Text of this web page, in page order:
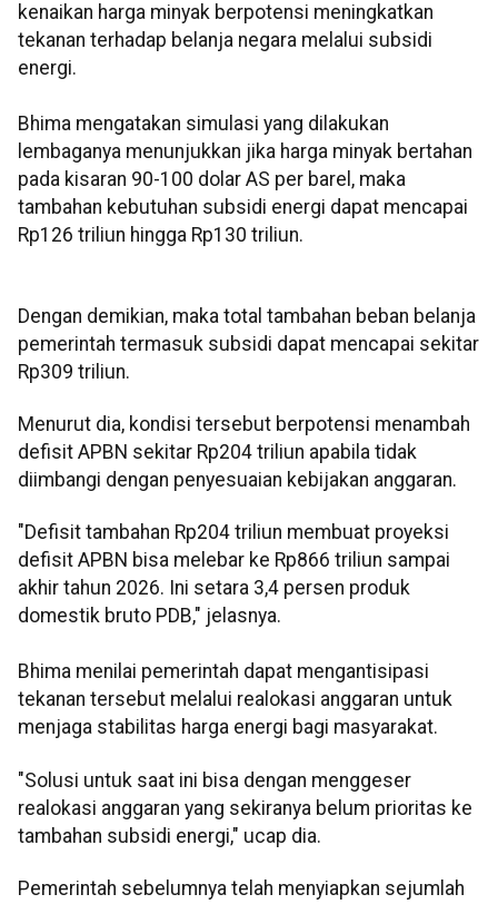
kenaikan harga minyak berpotensi meningkatkan
tekanan terhadap belanja negara melalui subsidi
energi.
Bhima mengatakan simulasi yang dilakukan
lembaganya menunjukkan jika harga minyak bertahan
pada kisaran 90-100 dolar AS per barel, maka
tambahan kebutuhan subsidi energi dapat mencapai
Rp126 triliun hingga Rp130 triliun.
​​​​​​​Dengan demikian, maka total tambahan beban belanja
pemerintah termasuk subsidi dapat mencapai sekitar
Rp309 triliun.
Menurut dia, kondisi tersebut berpotensi menambah
defisit APBN sekitar Rp204 triliun apabila tidak
diimbangi dengan penyesuaian kebijakan anggaran.
"Defisit tambahan Rp204 triliun membuat proyeksi
defisit APBN bisa melebar ke Rp866 triliun sampai
akhir tahun 2026. Ini setara 3,4 persen produk
domestik bruto PDB," jelasnya.
​​​​​​​Bhima menilai pemerintah dapat mengantisipasi
tekanan tersebut melalui realokasi anggaran untuk
menjaga stabilitas harga energi bagi masyarakat.
"Solusi untuk saat ini bisa dengan menggeser
realokasi anggaran yang sekiranya belum prioritas ke
tambahan subsidi energi," ucap dia.
Pemerintah sebelumnya telah menyiapkan sejumlah